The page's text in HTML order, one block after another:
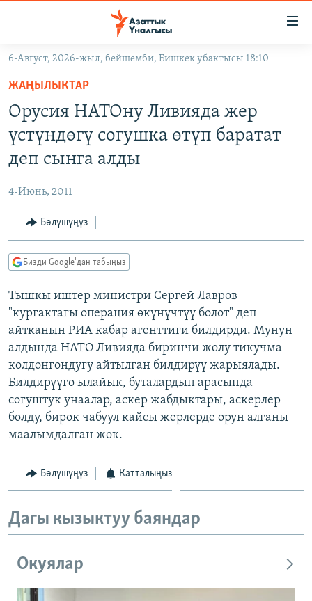
Навигацияга
өтүңүз
Издөөгө
салыңызКЫРГЫЗСТАН
МАДАНИЯТ
ДҮЙНӨ
УКРАИНА
ТВ ПРОГРАММАЛАР
БҮГҮН АЗАТТЫКТА
ДАНИСТЕ
ЭЖЕ-СИҢДИЛЕР
АЗАТТЫК+
ЫҢГАЙСЫЗ СУРООЛОР
ПОДКАСТ
ОНЛАЙН ШЕРИНЕ
ЭЕ/АРнун бардык сайттары
6-Август, 2026-жыл, бейшемби, Бишкек убактысы 18:10
ЖАҢЫЛЫКТАР
Орусия НАТОну Ливияда жер
үстүндөгү согушка өтүп баратат
деп сынга алды
4-Июнь, 2011
Бөлүшүңүз
Бизди Google'дан табыңыз
Тышкы иштер министри Сергей Лавров
"кургактагы операция өкүнүчтүү болот" деп
айтканын РИА кабар агенттиги билдирди. Мунун
алдында НАТО Ливияда биринчи жолу тикучма
колдонгондугу айтылган билдирүү жарыялады.
Билдирүүгө ылайык, буталардын арасында
согуштук унаалар, аскер жабдыктары, аскерлер
болду, бирок чабуул кайсы жерлерде орун алганы
маалымдалган жок.
Бөлүшүңүз Катталыңыз
Дагы кызыктуу баяндар
Окуялар